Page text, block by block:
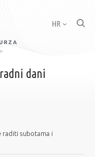
HR
dani
raditi subotama i